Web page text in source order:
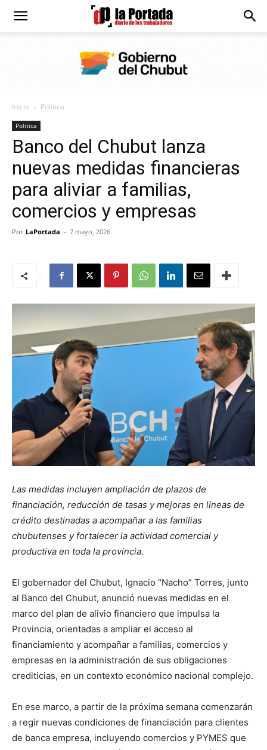
Diario
Portada
Inicio Politica
Politica
Banco del Chubut lanza
nuevas medidas financieras
para aliviar a familias,
comercios y empresas
Por LaPortada - 7 mayo, 2026
Las medidas incluyen ampliación de plazos de
financiación, reducción de tasas y mejoras en líneas de
crédito destinadas a acompañar a las familias
chubutenses y fortalecer la actividad comercial y
productiva en toda la provincia.
El gobernador del Chubut, Ignacio “Nacho” Torres, junto
al Banco del Chubut, anunció nuevas medidas en el
marco del plan de alivio financiero que impulsa la
Provincia, orientadas a ampliar el acceso al
financiamiento y acompañar a familias, comercios y
empresas en la administración de sus obligaciones
crediticias, en un contexto económico nacional complejo.
En ese marco, a partir de la próxima semana comenzarán
a regir nuevas condiciones de financiación para clientes
de banca empresa, incluyendo comercios y PYMES que